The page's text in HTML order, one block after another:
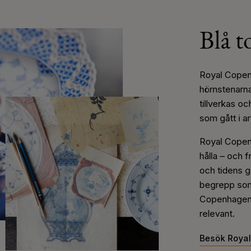
Blå
Royal
tillverkas
som gått i
Royal
hålla – och
och tidens
begrepp
relevant.
Besök